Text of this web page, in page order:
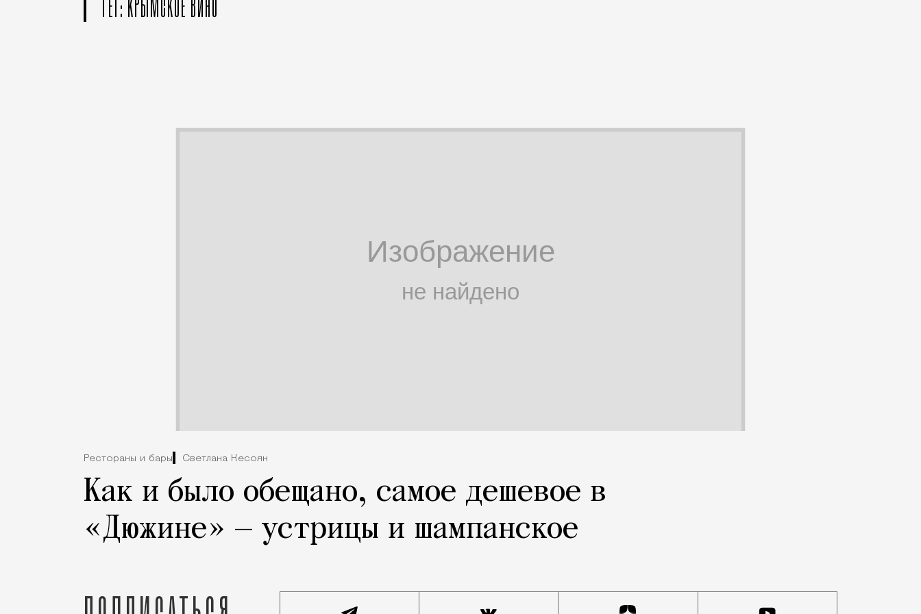
Рестораны и бары Светлана Кесоян
Как и было обещано, самое дешевое в
«Дюжине» — устрицы и шампанское